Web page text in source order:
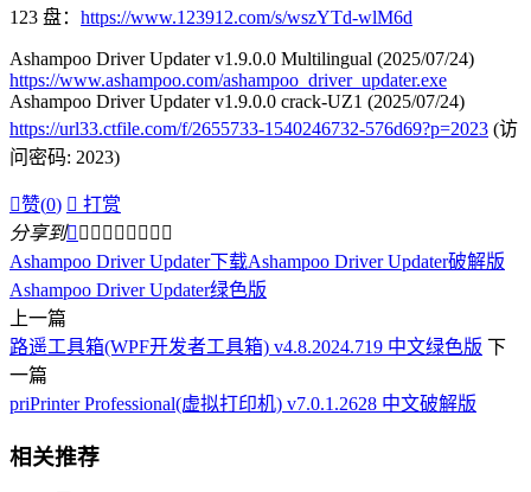
123 盘： https://www.123912.com/s/wszYTd-wlM6d
Ashampoo Driver Updater v1.9.0.0 Multilingual (2025/07/24)
https://www.ashampoo.com/ashampoo_driver_updater.exe
Ashampoo Driver Updater v1.9.0.0 crack-UZ1 (2025/07/24)
https://url33.ctfile.com/f/2655733-1540246732-576d69?p=2023 (访
问密码: 2023)
赞(0)  打赏
分享到        
Ashampoo Driver Updater下载Ashampoo Driver Updater破解版
Ashampoo Driver Updater绿色版
上一篇
路遥工具箱(WPF开发者工具箱) v4.8.2024.719 中文绿色版 下
一篇
priPrinter Professional(虚拟打印机) v7.0.1.2628 中文破解版
相关推荐